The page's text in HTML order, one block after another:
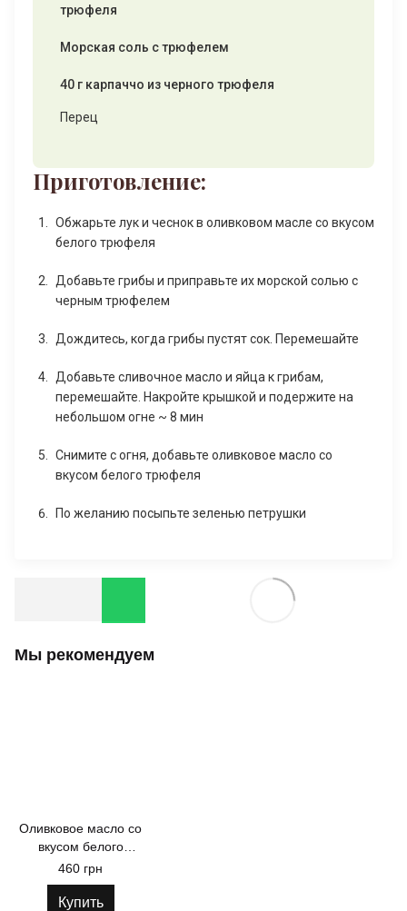
трюфеля
Морская соль с трюфелем
40 г карпаччо из черного трюфеля
Перец
Приготовление:
Обжарьте лук и чеснок в оливковом масле со вкусом
белого трюфеля
Добавьте грибы и приправьте их морской солью с
черным трюфелем
Дождитесь, когда грибы пустят сок. Перемешайте
Добавьте сливочное масло и яйца к грибам,
перемешайте. Накройте крышкой и подержите на
небольшом огне ~ 8 мин
Снимите с огня, добавьте оливковое масло со
вкусом белого трюфеля
По желанию посыпьте зеленью петрушки
Мы рекомендуем
Оливковое масло со
вкусом белого
трюфеля TARTUFI
100мл
460 грн
Купить